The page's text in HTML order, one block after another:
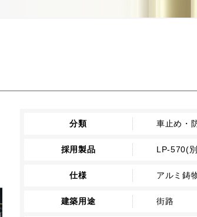
分類 車止め・
採用製品 LP-570(
仕様 アルミ鋳
建築用途 街路